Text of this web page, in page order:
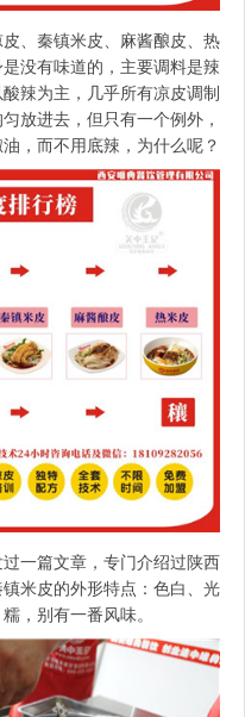
、秦镇米皮、麻酱酿皮、热
没有味道的，主要调料是辣
辣为主，几乎所有凉皮调制
放进去，但只有一个例外，
，而不用底辣，为什么呢？
一篇文章，专门介绍过陕西
米皮的外形特点：色白、光
，别有一番风味。